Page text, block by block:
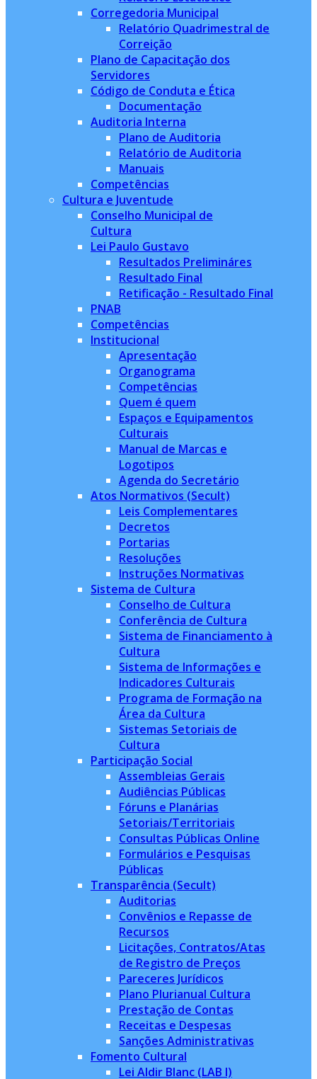
Corregedoria Municipal
Relatório Quadrimestral de
Correição
Plano de Capacitação dos
Servidores
Código de Conduta e Ética
Documentação
Auditoria Interna
Plano de Auditoria
Relatório de Auditoria
Manuais
Competências
Cultura e Juventude
Conselho Municipal de
Cultura
Lei Paulo Gustavo
Resultados Prelimináres
Resultado Final
Retificação - Resultado Final
PNAB
Competências
Institucional
Apresentação
Organograma
Competências
Quem é quem
Espaços e Equipamentos
Culturais
Manual de Marcas e
Logotipos
Agenda do Secretário
Atos Normativos (Secult)
Leis Complementares
Decretos
Portarias
Resoluções
Instruções Normativas
Sistema de Cultura
Conselho de Cultura
Conferência de Cultura
Sistema de Financiamento à
Cultura
Sistema de Informações e
Indicadores Culturais
Programa de Formação na
Área da Cultura
Sistemas Setoriais de
Cultura
Participação Social
Assembleias Gerais
Audiências Públicas
Fóruns e Planárias
Setoriais/Territoriais
Consultas Públicas Online
Formulários e Pesquisas
Públicas
Transparência (Secult)
Auditorias
Convênios e Repasse de
Recursos
Licitações, Contratos/Atas
de Registro de Preços
Pareceres Jurídicos
Plano Plurianual Cultura
Prestação de Contas
Receitas e Despesas
Sanções Administrativas
Fomento Cultural
Lei Aldir Blanc (LAB I)